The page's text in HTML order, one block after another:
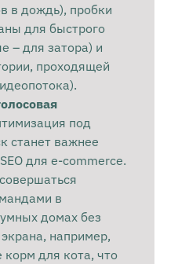
в дождь), пробки
для быстрого
– для затора) и
проходящей
под
станет важнее
для e-commerce.
в
домах без
например,
для кота, что